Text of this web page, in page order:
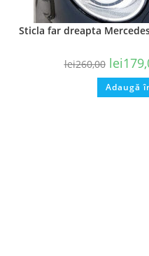
Sticla far dreapta
lei260,00 lei
Adaugă